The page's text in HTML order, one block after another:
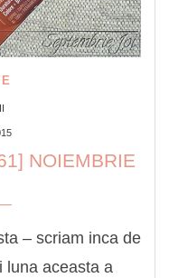
NOIEMBRIE
– scriam inca de
luna aceasta a